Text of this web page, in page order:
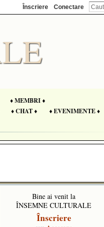
Înscriere Conectare
♦ MEMBRI ♦
♦ CHAT ♦
♦ EVENIMENTE ♦
Bine ai venit la
ÎNSEMNE CULTURALE
Înscriere